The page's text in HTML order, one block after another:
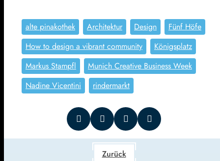
alte pinakothek Architektur Design
Fünf Höfe
How to design a vibrant community
Königsplatz
Markus Stampfl
Munich Creative Business Week
Nadine Vicentini
rindermarkt
Zurück